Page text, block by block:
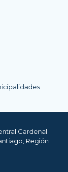
Cardenal
Región